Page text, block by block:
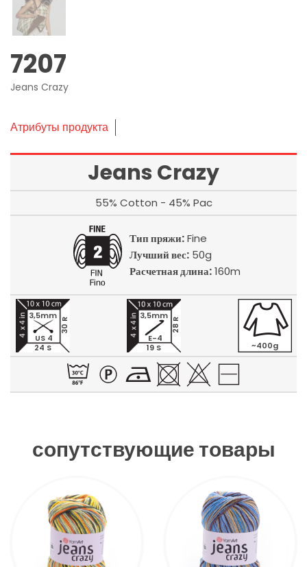
7207
Jeans Crazy
Атрибуты продукта
Jeans Crazy
55% Cotton - 45% Pac
Тип пряжи:Fine
Лучший вес: 50g
Расчетная длина:160m
24 S
30 R
3,5mm
US 4
19 S
28 R
3,5mm
E-4
~400g
сопутствующие товары